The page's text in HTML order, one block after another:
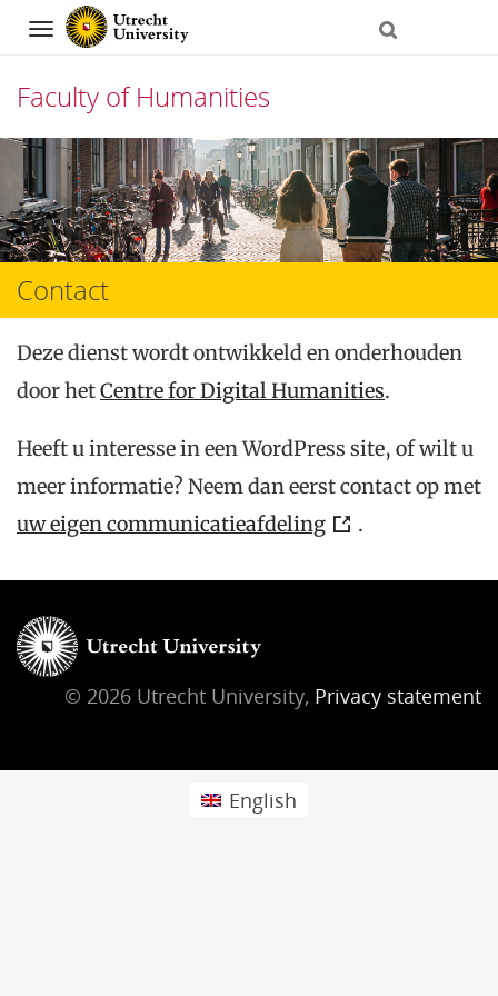
Navigation
Faculty of Humanities
Skip
to
content
Contact
Deze dienst wordt ontwikkeld en onderhouden
door hetCentre for Digital Humanities.
Heeft u interesse in een WordPress site, of wilt u
meer informatie? Neem dan eerst contact op met
uw eigen communicatieafdeling
.
© 2026 Utrecht University, Privacy statement
English